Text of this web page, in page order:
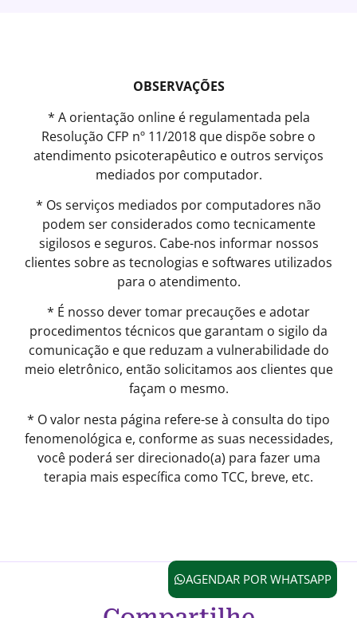
OBSERVAÇÕES
* A orientação online é regulamentada pela
Resolução CFP nº 11/2018 que dispõe sobre o
atendimento psicoterapêutico e outros serviços
mediados por computador.
* Os serviços mediados por computadores não
podem ser considerados como tecnicamente
sigilosos e seguros. Cabe-nos informar nossos
clientes sobre as tecnologias e softwares utilizados
para o atendimento.
* É nosso dever tomar precauções e adotar
procedimentos técnicos que garantam o sigilo da
comunicação e que reduzam a vulnerabilidade do
meio eletrônico, então solicitamos aos clientes que
façam o mesmo.
* O valor nesta página refere-se à consulta do tipo
fenomenológica e, conforme as suas necessidades,
você poderá ser direcionado(a) para fazer uma
terapia mais específica como TCC, breve, etc.
AGENDAR POR WHATSAPP